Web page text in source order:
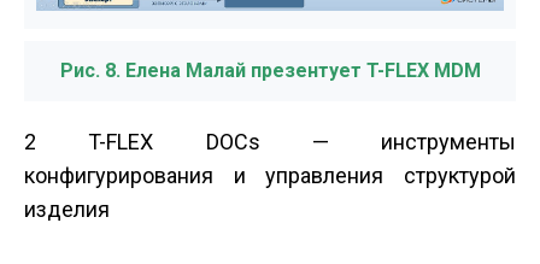
Рис. 8. Елена Малай презентует T-FLEX MDM
2 T-FLEX DOCs — инструменты
конфигурирования и управления структурой
изделия